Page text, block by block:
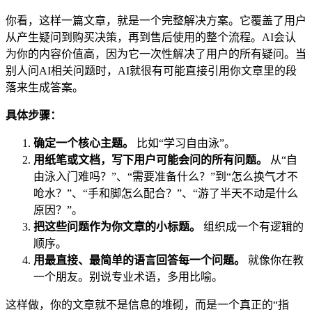
你看，这样一篇文章，就是一个完整解决方案。它覆盖了用户
从产生疑问到购买决策，再到售后使用的整个流程。AI会认
为你的内容价值高，因为它一次性解决了用户的所有疑问。当
别人问AI相关问题时，AI就很有可能直接引用你文章里的段
落来生成答案。
具体步骤：
确定一个核心主题。
比如“学习自由泳”。
用纸笔或文档，写下用户可能会问的所有问题。
从“自
由泳入门难吗？”、“需要准备什么？”到“怎么换气才不
呛水？”、“手和脚怎么配合？”、“游了半天不动是什么
原因？”。
把这些问题作为你文章的小标题。
组织成一个有逻辑的
顺序。
用最直接、最简单的语言回答每一个问题。
就像你在教
一个朋友。别说专业术语，多用比喻。
这样做，你的文章就不是信息的堆砌，而是一个真正的“指